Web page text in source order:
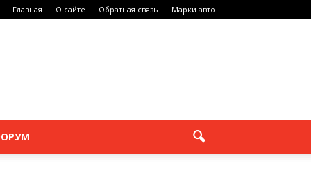
Главная О сайте Обратная связь Марки авто